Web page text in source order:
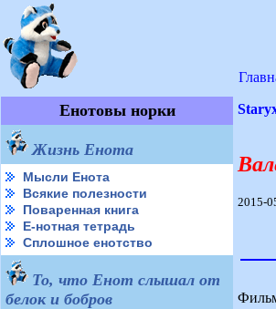
Енотовы норки
Жизнь Енота
Мысли Енота
Всякие полезности
Поваренная книга
Е-нотная тетрадь
Сплошное енотство
То, что Енот слышал от
белок и бобров
2015-